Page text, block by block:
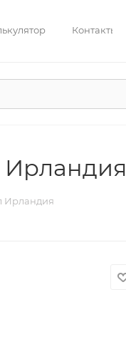
Контакты
Ирландия
Ирландия